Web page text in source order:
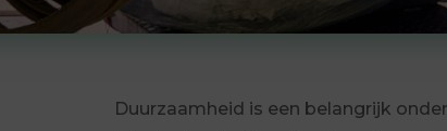
Duurzaamheid is een belangrijk